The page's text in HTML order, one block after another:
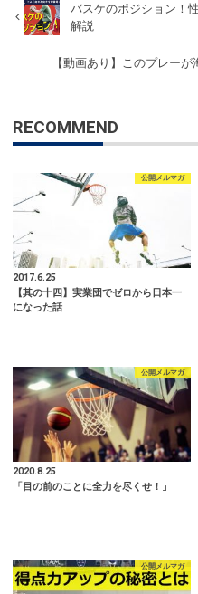
バスケのポジション！
解説
【動画あり】このプレー
RECOMMEND
公開メルマガ
2017.6.25
【其の十四】実業団でゼロから日本一
になった話
公開メルマガ
2020.8.25
「目の前のことに全力を尽くせ！」
公開メルマガ